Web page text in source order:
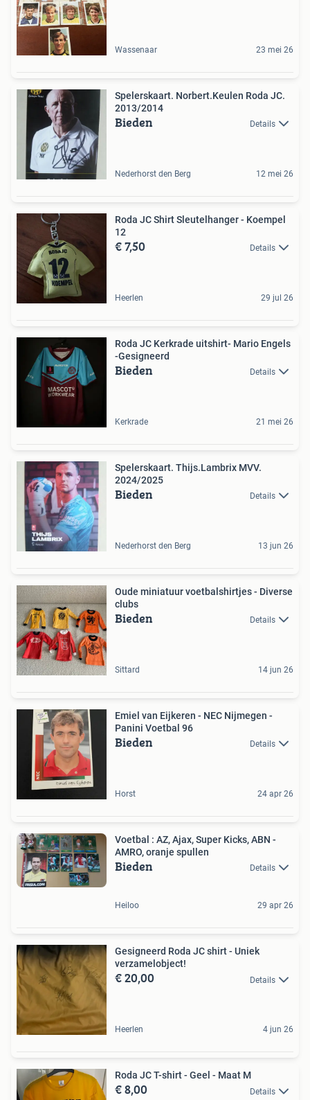
Wassenaar 23 mei 26
Spelerskaart. Norbert.Keulen Roda JC.
2013/2014
Bieden Details
Nederhorst den Berg 12 mei 26
Roda JC Shirt Sleutelhanger - Koempel
12
€ 7,50 Details
Heerlen 29 jul 26
Roda JC Kerkrade uitshirt- Mario Engels
-Gesigneerd
Bieden Details
Kerkrade 21 mei 26
Spelerskaart. Thijs.Lambrix MVV.
2024/2025
Bieden Details
Nederhorst den Berg 13 jun 26
Oude miniatuur voetbalshirtjes - Diverse
clubs
Bieden Details
Sittard 14 jun 26
Emiel van Eijkeren - NEC Nijmegen -
Panini Voetbal 96
Bieden Details
Horst 24 apr 26
Voetbal : AZ, Ajax, Super Kicks, ABN -
AMRO, oranje spullen
Bieden Details
Heiloo 29 apr 26
Gesigneerd Roda JC shirt - Uniek
verzamelobject!
€ 20,00 Details
Heerlen 4 jun 26
Roda JC T-shirt - Geel - Maat M
€ 8,00 Details